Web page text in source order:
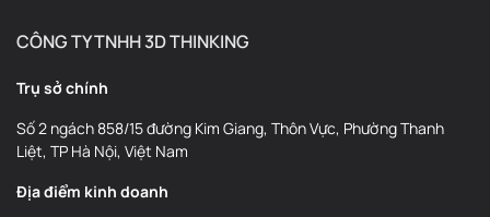
CÔNG TY TNHH 3D THINKING
Trụ sở chính
Số 2 ngách 858/15 đường Kim Giang, Thôn Vực, Phường Thanh
Liệt, TP Hà Nội, Việt Nam
Địa điểm kinh doanh